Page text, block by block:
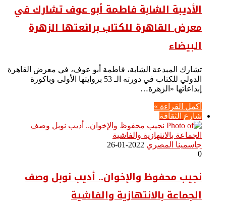
الأديبة الشابة فاطمة أبو عوف تشارك في
معرض القاهرة للكتاب برائعتها الزهرة
البيضاء
تشارك المبدعة الشابة، فاطمة أبو عوف، في معرض القاهرة
الدولي للكتاب في دورته الـ 53 بروايتها الأولى وباكورة
إبداعاتها «الزهرة…
أكمل القراءة »
شارع الثقافة
جاسمينا المصري 2022-01-26
0
نجيب محفوظ والإخوان.. أديب نوبل وصف
الجماعة بالانتهازية والفاشية